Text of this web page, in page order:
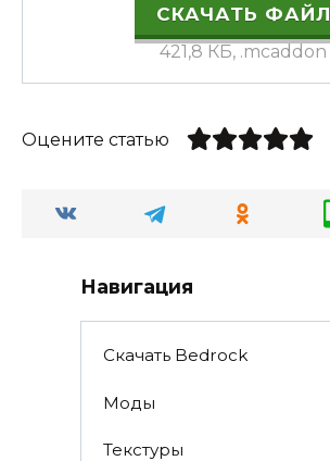
СКАЧАТЬ ФАЙЛ
421,8 КБ, .mcaddon
Оцените статью
Навигация
Скачать Bedrock
Моды
Текстуры